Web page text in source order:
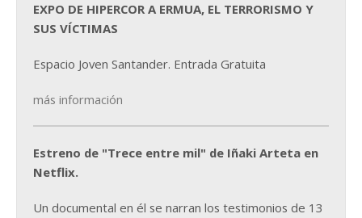
EXPO DE HIPERCOR A ERMUA, EL TERRORISMO Y
SUS VÍCTIMAS
Espacio Joven Santander. Entrada Gratuita
más información
Estreno de "Trece entre mil" de Iñaki Arteta en
Netflix.
Un documental en él se narran los testimonios de 13